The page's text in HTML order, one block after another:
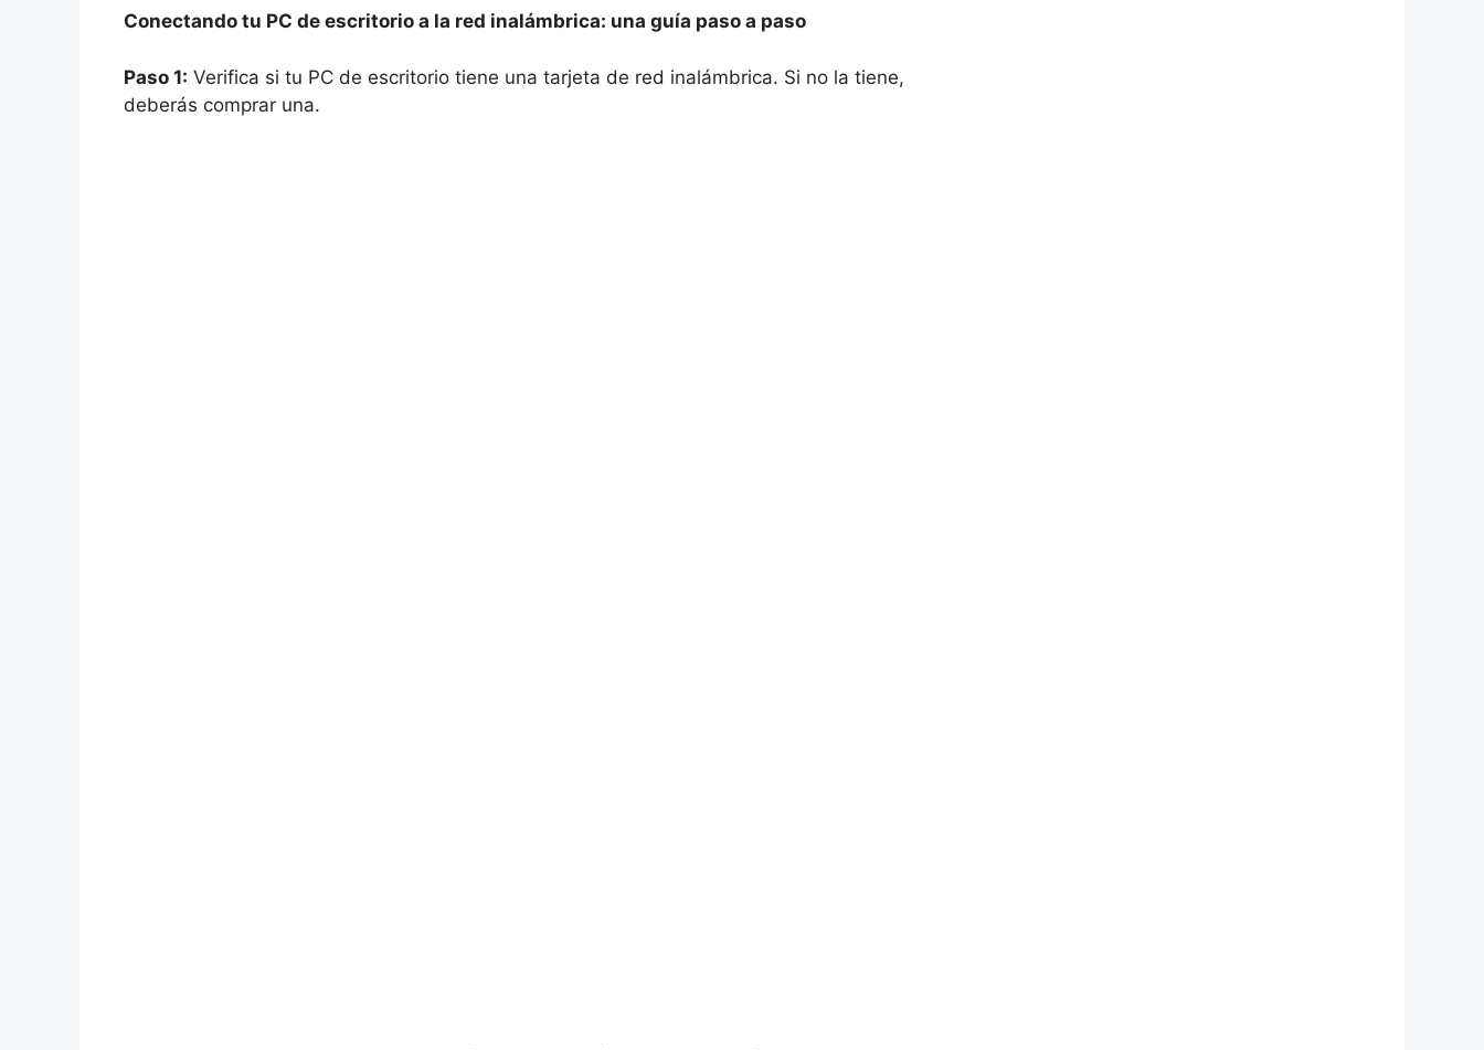
Conectando tu PC de escritorio a la red inalámbrica: una guía paso a paso
Paso 1: Verifica si tu PC de escritorio tiene una tarjeta de red inalámbrica. Si no la tiene,
deberás comprar una.